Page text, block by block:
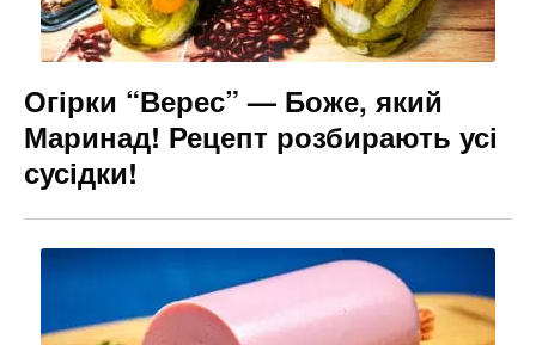
Огірки “Верес” — Боже, який
Маринад! Рецепт розбирають усі
сусідки!